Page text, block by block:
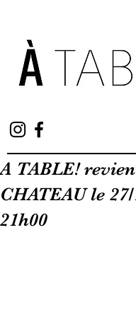
A TABLE!
CHATEAU le
21h00